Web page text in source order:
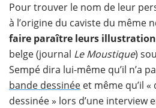
Pour trouver le nom de leur
à l’origine du caviste du même
faire paraître leurs
belge (journal Le Moustique)
Sempé dira lui-même qu’il n’a
bande dessinée et même qu’il
dessinée » lors d’une interview